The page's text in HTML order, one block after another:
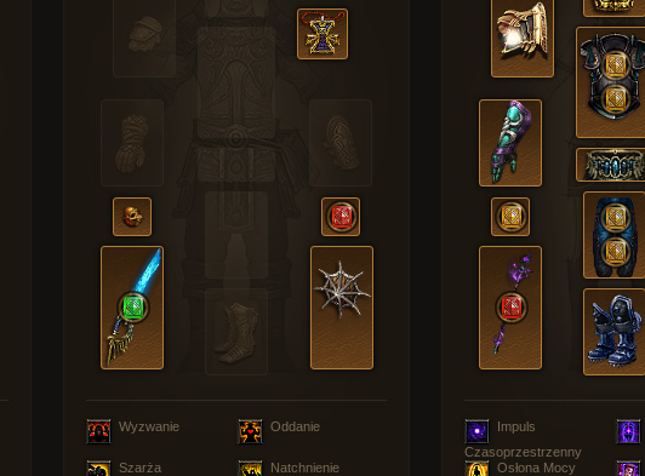
Wyzwanie Oddanie
Szarża Natchnienie
Impuls
Czasoprzestrzenny
Osłona Mocy